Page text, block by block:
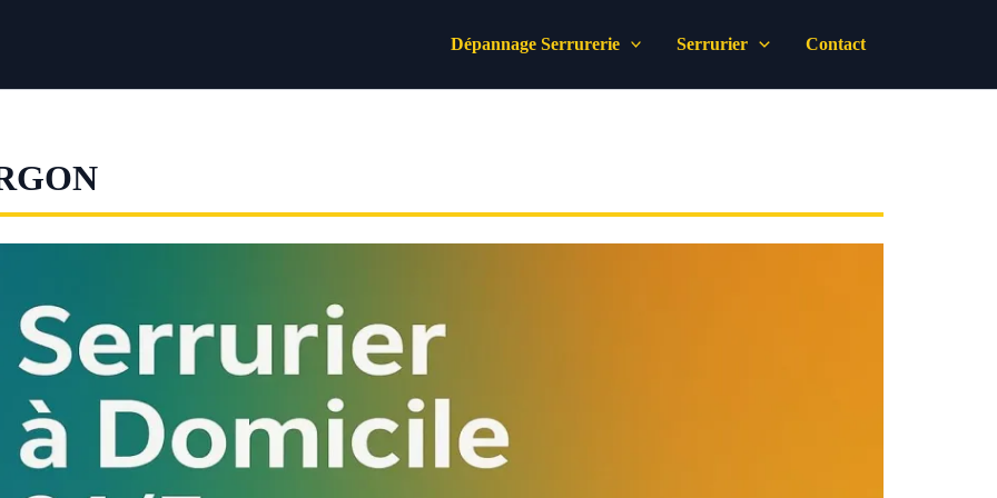
Dépannage Serrurerie Serrurier Contact